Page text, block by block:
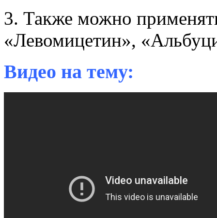
3. Также можно
«Левомицетин»,
Видео на тему: